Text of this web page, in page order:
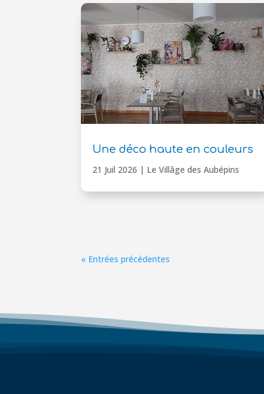
Une déco haute en couleurs
21 Juil 2026 | Le Villâge des Aubépins
« Entrées précédentes